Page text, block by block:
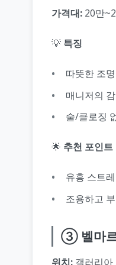
가격대: 20만
💡 특징
따뜻한 조
매니저의
술/클로징
🌟 추천 포인트
유흥 스트
조용하고
③ 벨마르
위치: 갤러리